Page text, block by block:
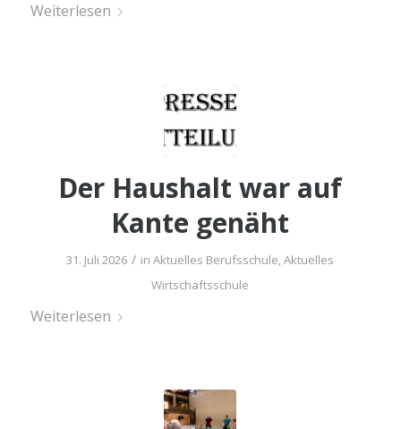
Wei­ter­le­sen
Der Haus­halt war auf
Kan­te genäht
31. Juli 2026 / inAktuelles Berufsschule,Aktuelles
Wirtschaftsschule
Wei­ter­le­sen